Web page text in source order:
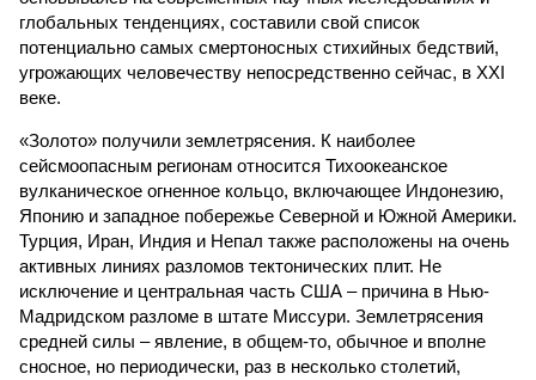
глобальных тенденциях, составили свой список
потенциально самых смертоносных стихийных бедствий,
угрожающих человечеству непосредственно сейчас, в XXI
веке.
«Золото» получили землетрясения. К наиболее
сейсмоопасным регионам относится Тихоокеанское
вулканическое огненное кольцо, включающее Индонезию,
Японию и западное побережье Северной и Южной Америки.
Турция, Иран, Индия и Непал также расположены на очень
активных линиях разломов тектонических плит. Не
исключение и центральная часть США – причина в Нью-
Мадридском разломе в штате Миссури. Землетрясения
средней силы – явление, в общем-то, обычное и вполне
сносное, но периодически, раз в несколько столетий,